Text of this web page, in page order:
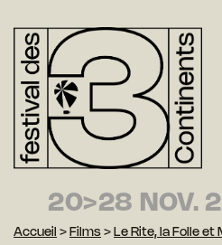
20>28 NOV.
Accueil > Films > Le Rite, la Folle et